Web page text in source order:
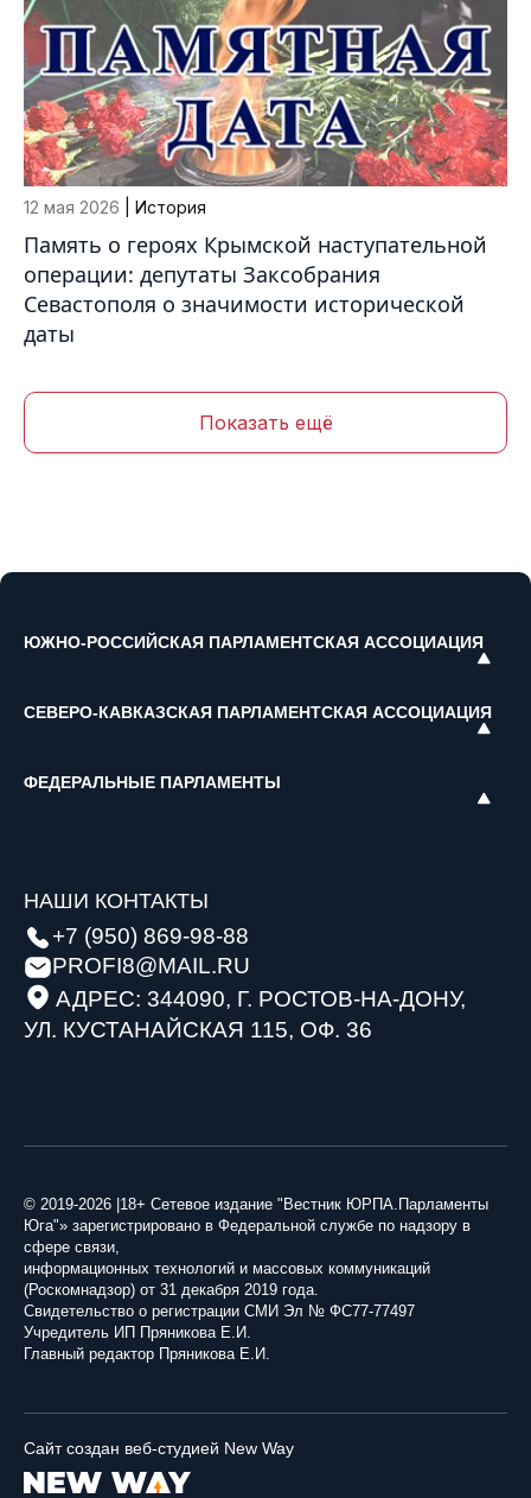
12 мая 2026 | История
Память о героях Крымской наступательной
операции: депутаты Заксобрания
Севастополя о значимости исторической
даты
Показать ещё
ЮЖНО-РОССИЙСКАЯ ПАРЛАМЕНТСКАЯ АССОЦИАЦИЯ
СЕВЕРО-КАВКАЗСКАЯ ПАРЛАМЕНТСКАЯ АССОЦИАЦИЯ
ФЕДЕРАЛЬНЫЕ ПАРЛАМЕНТЫ
НАШИ КОНТАКТЫ
+7 (950) 869-98-88
PROFI8@MAIL.RU
АДРЕС: 344090, Г. РОСТОВ-НА-ДОНУ,
УЛ. КУСТАНАЙСКАЯ 115, ОФ. 36
© 2019-2026 |18+ Сетевое издание "Вестник ЮРПА.Парламенты
Юга"» зарегистрировано в Федеральной службе по надзору в
сфере связи,
информационных технологий и массовых коммуникаций
(Роскомнадзор) от 31 декабря 2019 года.
Свидетельство о регистрации СМИ Эл № ФС77-77497
Учредитель ИП Пряникова Е.И.
Главный редактор Пряникова Е.И.
Сайт создан веб-студией New Way